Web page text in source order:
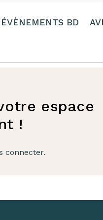
ÉVÈNEMENTS BD
espace
!
connecter.